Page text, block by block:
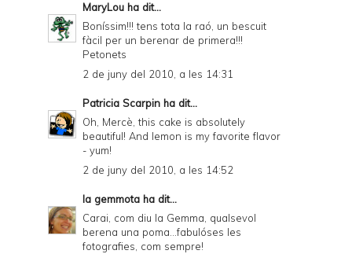
MaryLou ha dit...
Boníssim!!! tens tota la raó, un bescuit
fàcil per un berenar de primera!!!
Petonets
2 de juny del 2010, a les 14:31
Patricia Scarpin ha dit...
Oh, Mercè, this cake is absolutely
beautiful! And lemon is my favorite flavor
- yum!
2 de juny del 2010, a les 14:52
la gemmota ha dit...
Carai, com diu la Gemma, qualsevol
berena una poma...fabulóses les
fotografies, com sempre!